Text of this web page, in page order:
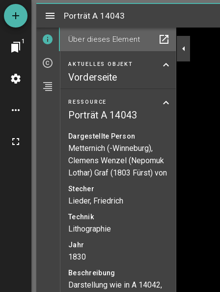
1
MiradorPorträt A 14043
Über dieses Element
AKTUELLES OBJEKT
Vorderseite
RESSOURCE
Porträt A 14043
Dargestellte Person
Metternich (-Winneburg),
Clemens Wenzel (Nepomuk
Lothar) Graf (1803 Fürst) von
Stecher
Lieder, Friedrich
Technik
Lithographie
Jahr
1830
Beschreibung
Darstellung wie in A 14042,
Porträt A 14043